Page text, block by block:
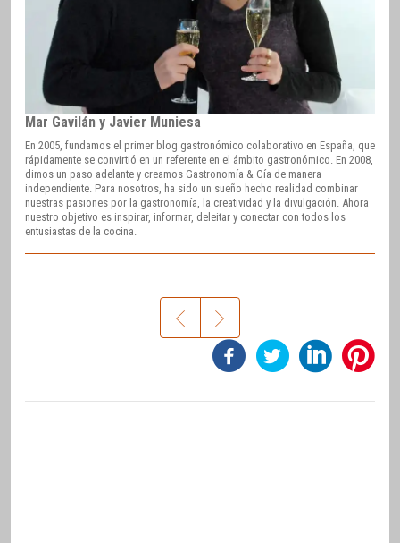
Mar Gavilán y Javier Muniesa
En 2005, fundamos el primer blog gastronómico colaborativo en España, que
rápidamente se convirtió en un referente en el ámbito gastronómico. En 2008,
dimos un paso adelante y creamos Gastronomía & Cía de manera
independiente. Para nosotros, ha sido un sueño hecho realidad combinar
nuestras pasiones por la gastronomía, la creatividad y la divulgación. Ahora
nuestro objetivo es inspirar, informar, deleitar y conectar con todos los
entusiastas de la cocina.